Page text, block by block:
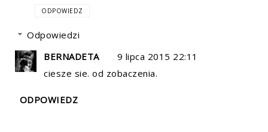
ODPOWIEDZ
Odpowiedzi
BERNADETA
9 lipca 2015 22:11
ciesze sie. od zobaczenia.
ODPOWIEDZ